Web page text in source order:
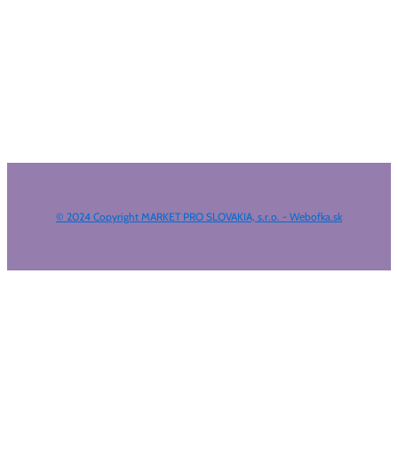
© 2024 Copyright MARKET PRO SLOVAKIA, s.r.o. - Webofka.sk